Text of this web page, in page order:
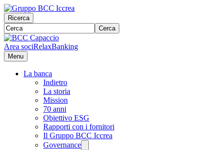
Ricerca
Cerca
Area sociRelaxBanking
Menu
La banca
Indietro
La storia
Mission
70 anni
Obiettivo ESG
Rapporti con i fornitori
Il Gruppo BCC Iccrea
Governance